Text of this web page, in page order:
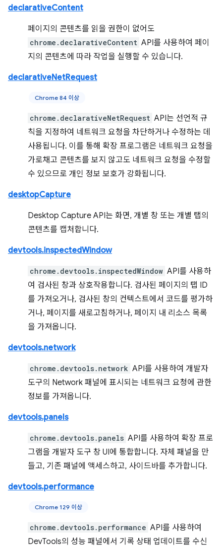
declarativeContent
페이지의 콘텐츠를 읽을 권한이 없어도
chrome.declarativeContent API를 사용하여 페이
지의 콘텐츠에 따라 작업을 실행할 수 있습니다.
declarativeNetRequest
Chrome 84 이상
chrome.declarativeNetRequest API는 선언적 규
칙을 지정하여 네트워크 요청을 차단하거나 수정하는 데
사용됩니다. 이를 통해 확장 프로그램은 네트워크 요청을
가로채고 콘텐츠를 보지 않고도 네트워크 요청을 수정할
수 있으므로 개인 정보 보호가 강화됩니다.
desktopCapture
Desktop Capture API는 화면, 개별 창 또는 개별 탭의
콘텐츠를 캡처합니다.
devtools.inspectedWindow
chrome.devtools.inspectedWindow API를 사용하
여 검사된 창과 상호작용합니다. 검사된 페이지의 탭 ID
를 가져오거나, 검사된 창의 컨텍스트에서 코드를 평가하
거나, 페이지를 새로고침하거나, 페이지 내 리소스 목록
을 가져옵니다.
devtools.network
chrome.devtools.network API를 사용하여 개발자
도구의 Network 패널에 표시되는 네트워크 요청에 관한
정보를 가져옵니다.
devtools.panels
chrome.devtools.panels API를 사용하여 확장 프로
그램을 개발자 도구 창 UI에 통합합니다. 자체 패널을 만
들고, 기존 패널에 액세스하고, 사이드바를 추가합니다.
devtools.performance
Chrome 129 이상
chrome.devtools.performance API를 사용하여
DevTools의 성능 패널에서 기록 상태 업데이트를 수신